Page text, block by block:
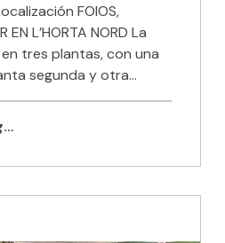
FOIOS,
EN L’HORTA NORD La
tres plantas, con una
segunda y otra…